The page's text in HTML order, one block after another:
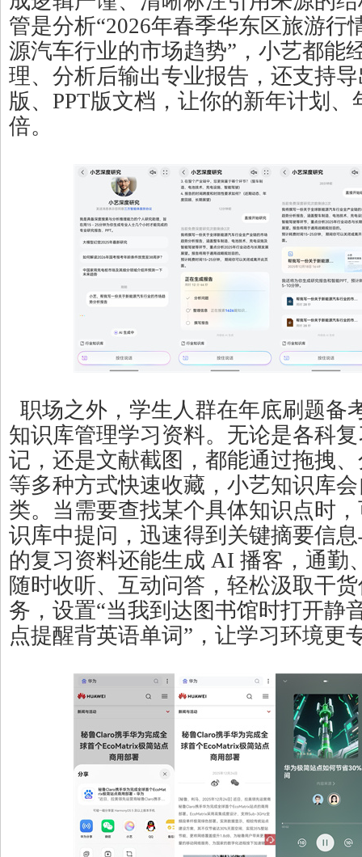
管是分析“2026年春季华东区旅游行
源汽车行业的市场趋势”，小艺都能
理、分析后输出专业报告，还支持
版、PPT版文档，让你的新年计划、
倍。
职场之外，学生人群在年底刷题备
知识库管理学习资料。无论是各科
记，还是文献截图，都能通过拖拽
等多种方式快速收藏，小艺知识库
类。当需要查找某个具体知识点时
识库中提问，迅速得到关键摘要信
的复习资料还能生成 AI 播客，通勤
随时收听、互动问答，轻松汲取干
务，设置“当我到达图书馆时打开静
点提醒背英语单词”，让学习环境更